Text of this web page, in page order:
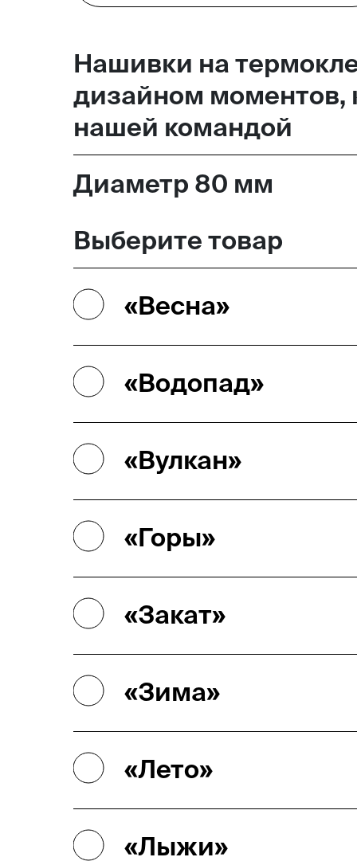
Большая Новодмитровская,
вход 10, 3 этаж, КП «Дизайн
Нашивки на
дизайном моментов,
нашей командой
Диаметр 80 мм
Выберите товар
«Весна»
«Водопад»
«Вулкан»
«Горы»
«Закат»
«Зима»
«Лето»
«Лыжи»